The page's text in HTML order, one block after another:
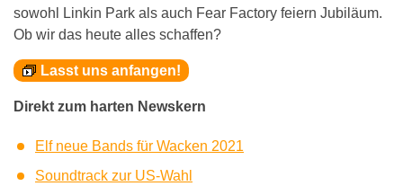
sowohl Linkin Park als auch Fear Factory feiern Jubiläum.
Ob wir das heute alles schaffen?
Lasst uns anfangen!
Direkt zum harten Newskern
Elf neue Bands für Wacken 2021
Soundtrack zur US-Wahl